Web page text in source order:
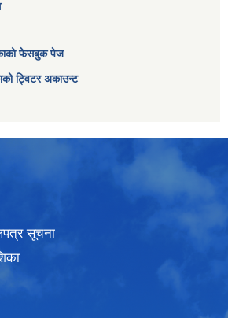
फेसबुक पेज
ट्विटर अकाउन्ट
सूचना